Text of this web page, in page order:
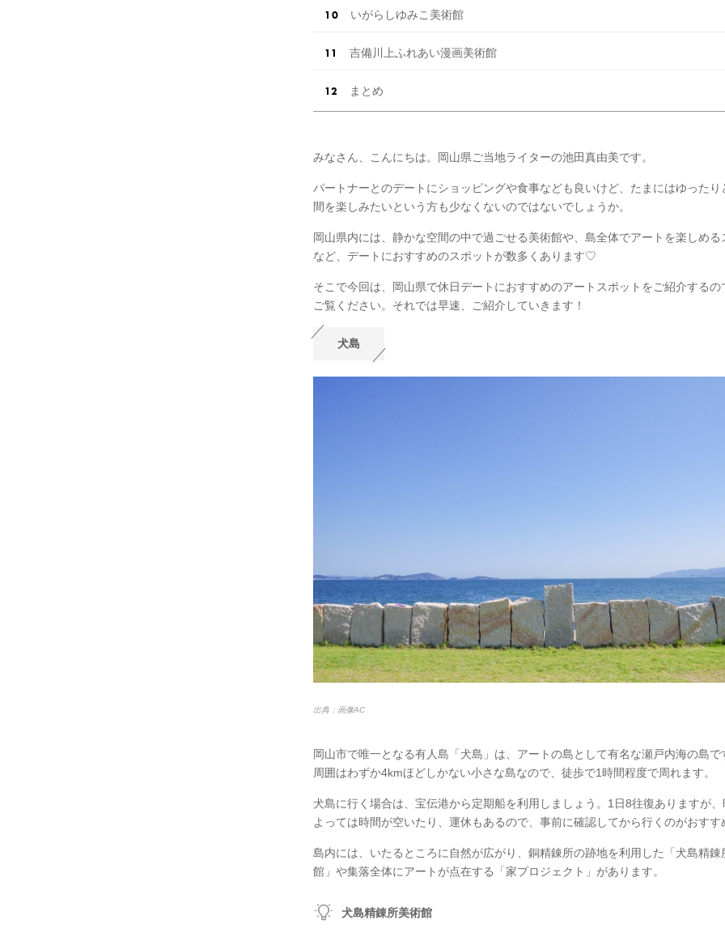
いがらしゆみこ美術館
吉備川上ふれあい漫画美術館
まとめ
みなさん、こんにちは。岡山県ご当地ライターの池田真由美です。
パートナーとのデートにショッピングや食事なども良いけど、たまにはゆったり
間を楽しみたいという方も少なくないのではないでしょうか。
岡山県内には、静かな空間の中で過ごせる美術館や、島全体でアートを楽しめる
など、デートにおすすめのスポットが数多くあります♡
そこで今回は、岡山県で休日デートにおすすめのアートスポットをご紹介するの
ご覧ください。それでは早速、ご紹介していきます！
犬島
出典：画像AC
岡山市で唯一となる有人島「犬島」は、アートの島として有名な瀬戸内海の島で
周囲はわずか4kmほどしかない小さな島なので、徒歩で1時間程度で周れます。
犬島に行く場合は、宝伝港から定期船を利用しましょう。1日8往復ありますが
よっては時間が空いたり、運休もあるので、事前に確認してから行くのがおす
島内には、いたるところに自然が広がり、銅精錬所の跡地を利用した「犬島精錬
館」や集落全体にアートが点在する「家プロジェクト」があります。
犬島精錬所美術館